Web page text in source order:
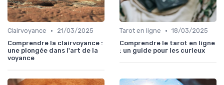
Clairvoyance •
21/03/2025
Comprendre la clairvoyance :
une plongée dans l'art de la
voyance
Tarot en ligne • 18/03/2025
Comprendre le tarot en ligne
: un guide pour les curieux